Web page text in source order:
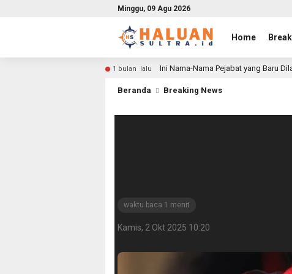
Minggu, 09 Agu 2026
Home
1 bulan lalu Ini Nama-Nama Pejabat yang Baru
Beranda Breaking News
waktu baca 1 menit
Kamis, 2 Okt 2025 10:20